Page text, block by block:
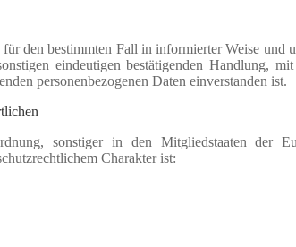
den bestimmten Fall in informierter Weise und
eindeutigen bestätigenden Handlung,
personenbezogenen Daten einverstanden ist.
sonstiger in den Mitgliedstaaten der
Charakter ist: